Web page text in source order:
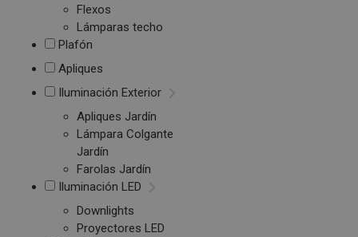
Flexos
Lámparas techo
Plafón
Apliques
Iluminación Exterior
Apliques Jardín
Lámpara Colgante
Jardín
Farolas Jardín
Iluminación LED
Downlights
Proyectores LED